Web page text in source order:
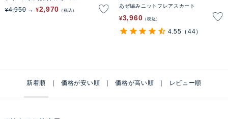
¥4,950 ¥2,970 税込
あぜ編みニットフレアスカート
¥3,960 税込
4.55 （44）
新着順 価格が安い順 価格が高い順 レビュー順